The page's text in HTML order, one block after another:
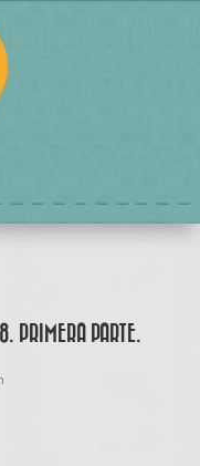
PRIMERA PARTE.